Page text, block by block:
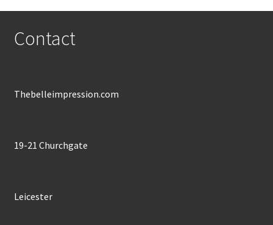
Contact
Thebelleimpression.com
19-21 Churchgate
Leicester